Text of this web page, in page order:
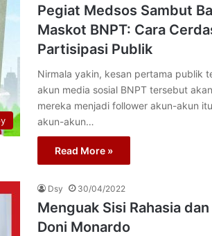
Pegiat Medsos Sambut
Maskot BNPT: Cara
Partisipasi Publik
Nirmala yakin, kesan pertama publik
akun media sosial BNPT tersebut
mereka menjadi follower akun-akun
akun-akun…
Read More »
Dsy 30/04/2022
Menguak Sisi Rahasia
Doni Monardo